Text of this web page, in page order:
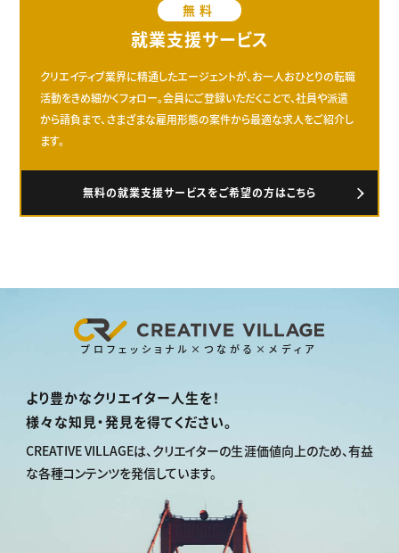
無料
就業支援サービス
クリエイティブ業界に精通したエージェントが、お一人おひとりの転職
活動をきめ細かくフォロー。会員にご登録いただくことで、社員や派遣
から請負まで、さまざまな雇用形態の案件から最適な求人をご紹介し
ます。
無料の就業支援サービスをご希望の方はこちら
プロフェッショナル×つながる×メディア
より豊かなクリエイター人生を！
様々な知見・発見を得てください。
CREATIVE VILLAGEは、クリエイターの生涯価値向上のため、有益
な各種コンテンツを発信しています。